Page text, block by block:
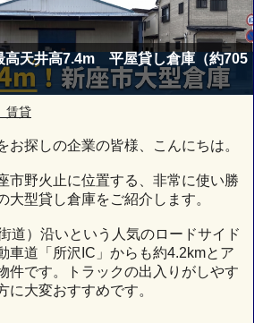
高天井高7.4m 平屋貸し倉庫（約705
賃貸
お探しの企業の皆様、こんにちは。
市野火止に位置する、非常に使い勝
大型貸し倉庫をご紹介します。
道）沿いという人気のロードサイド
車道「所沢IC」からも約4.2kmとア
件です。トラックの出入りがしやす
に大変おすすめです。